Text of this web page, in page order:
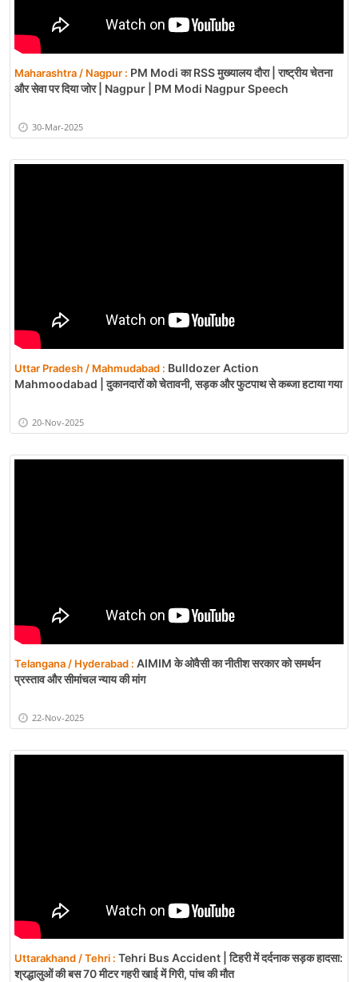
Maharashtra / Nagpur : PM Modi का RSS मुख्यालय दौरा | राष्ट्रीय चेतना
और सेवा पर दिया जोर | Nagpur | PM Modi Nagpur Speech
30-Mar-2025
Uttar Pradesh / Mahmudabad : Bulldozer Action
Mahmoodabad | दुकानदारों को चेतावनी, सड़क और फुटपाथ से कब्जा हटाया गया
20-Nov-2025
Telangana / Hyderabad : AIMIM के ओवैसी का नीतीश सरकार को समर्थन
प्रस्ताव और सीमांचल न्याय की मांग
22-Nov-2025
Uttarakhand / Tehri : Tehri Bus Accident | टिहरी में दर्दनाक सड़क हादसा:
श्रद्धालुओं की बस 70 मीटर गहरी खाई में गिरी, पांच की मौत